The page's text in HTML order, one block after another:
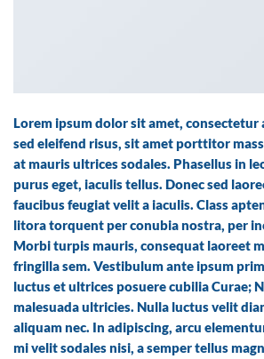
Lorem ipsum dolor sit amet, consectetur
sed eleifend risus, sit amet porttitor
at mauris ultrices sodales. Phasellus in
purus eget, iaculis tellus. Donec sed
faucibus feugiat velit a iaculis. Class
litora torquent per conubia nostra, per
Morbi turpis mauris, consequat laoreet
fringilla sem. Vestibulum ante ipsum
luctus et ultrices posuere cubilia Curae;
malesuada ultricies. Nulla luctus velit
aliquam nec. In adipiscing, arcu
mi velit sodales nisi, a semper tellus